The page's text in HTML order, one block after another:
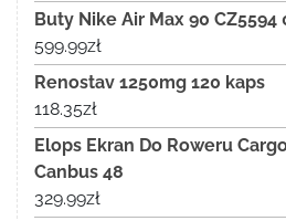
Buty Nike Air Max 90 CZ5594
599.99zł
Renostav 1250mg 120 kaps
118.35zł
Elops Ekran Do Roweru
Canbus 48
329.99zł